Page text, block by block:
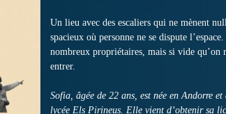
Un lieu avec des escaliers qui ne mènent
spacieux où personne ne se dispute l’espace.
nombreux propriétaires, mais si vide qu’on
entrer.
Sofia, âgée de 22 ans, est née en Andorre
lycée Els Pirineus. Elle vient d’obtenir sa